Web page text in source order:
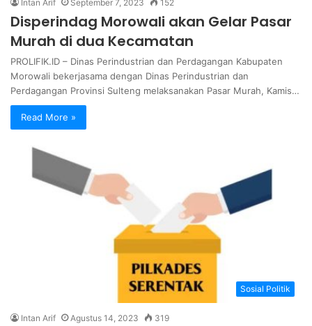
Intan Arif September 7, 2023 152
Disperindag Morowali akan Gelar Pasar
Murah di dua Kecamatan
PROLIFIK.ID – Dinas Perindustrian dan Perdagangan Kabupaten
Morowali bekerjasama dengan Dinas Perindustrian dan
Perdagangan Provinsi Sulteng melaksanakan Pasar Murah, Kamis…
Read More »
Sosial Politik
Intan Arif Agustus 14, 2023 319